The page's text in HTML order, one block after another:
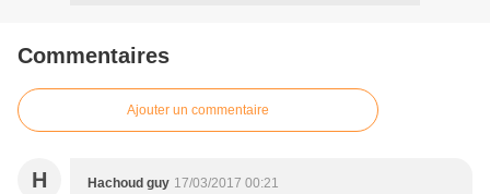
Commentaires
Ajouter un commentaire
H Hachoud guy 17/03/2017 00:21